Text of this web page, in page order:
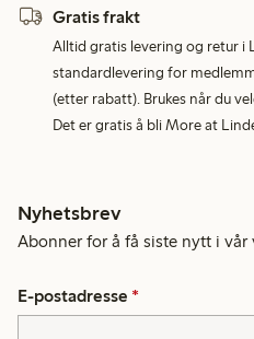
Gratis frakt
Alltid gratis levering og retur i
standardlevering for
(etter rabatt). Brukes når du
Det er gratis å bli More at
Nyhetsbrev
Abonner for å få siste nytt i vår
E-postadresse *